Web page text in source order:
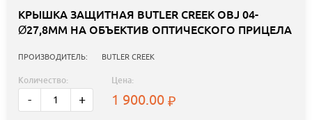
КРЫШКА ЗАЩИТНАЯ BUTLER CREEK OBJ 04-
Ø27,8ММ НА ОБЪЕКТИВ ОПТИЧЕСКОГО ПРИЦЕЛА
ПРОИЗВОДИТЕЛЬ: BUTLER CREEK
Количество:
- +
Цена:
1 900.00